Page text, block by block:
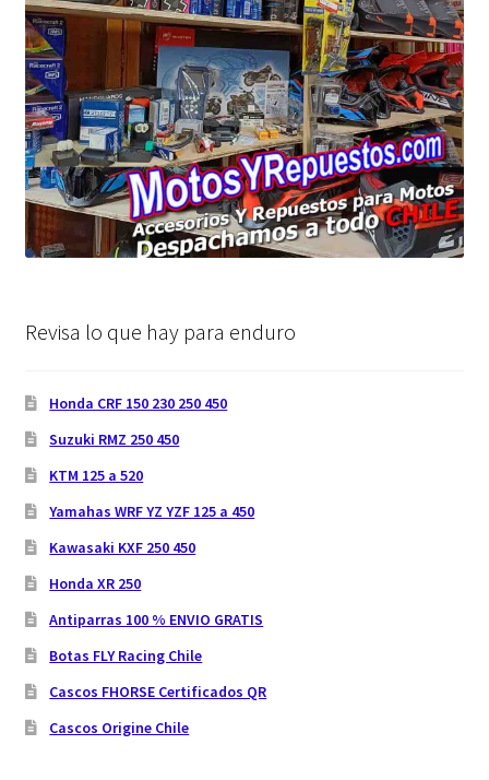
Revisa lo que hay para enduro
Honda CRF 150 230 250 450
Suzuki RMZ 250 450
KTM 125 a 520
Yamahas WRF YZ YZF 125 a 450
Kawasaki KXF 250 450
Honda XR 250
Antiparras 100 % ENVIO GRATIS
Botas FLY Racing Chile
Cascos FHORSE Certificados QR
Cascos Origine Chile